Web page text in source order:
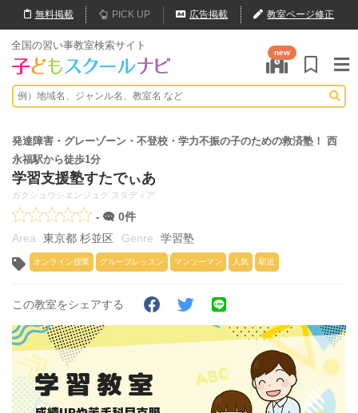
無料掲載 PICK UP 広告掲載 教室ページ修正
全国の習い事教室検索サイト
new
発達障害・グレーゾーン・不登校・学力不振の子のための救済塾！ 西
永福駅から徒歩1分
学習支援塾すたでぃあ
ガクシュウシエンジュク スタディア
-
0件
東京都 杉並区
学習塾
オンライン授業 グループレッスン マンツーマン 人気 駅近
この教室をシェアする